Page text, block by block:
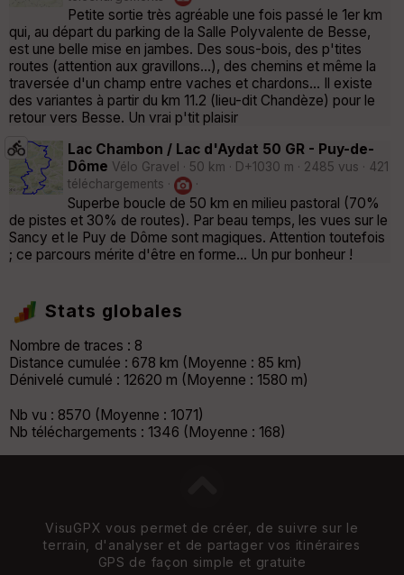
Petite sortie très agréable une fois passé le 1er km
qui, au départ du parking de la Salle Polyvalente de Besse,
est une belle mise en jambes. Des sous-bois, des p'tites
routes (attention aux gravillons...), des chemins et même la
traversée d'un champ entre vaches et chardons... Il existe
des variantes à partir du km 11.2 (lieu-dit Chandèze) pour le
retour vers Besse. Un vrai p'tit plaisir
Lac Chambon / Lac d'Aydat 50 GR - Puy-de-
Dôme Vélo Gravel · 50 km · D+1030 m · 2485 vus · 421
téléchargements ·
·
Superbe boucle de 50 km en milieu pastoral (70%
de pistes et 30% de routes). Par beau temps, les vues sur le
Sancy et le Puy de Dôme sont magiques. Attention toutefois
; ce parcours mérite d'être en forme... Un pur bonheur !
Stats globales
Nombre de traces : 8
Distance cumulée : 678 km (Moyenne : 85 km)
Dénivelé cumulé : 12620 m (Moyenne : 1580 m)
Nb vu : 8570 (Moyenne : 1071)
Nb téléchargements : 1346 (Moyenne : 168)
VisuGPX vous permet de créer, de suivre sur le
terrain, d'analyser et de partager vos itinéraires
GPS de façon simple et gratuite